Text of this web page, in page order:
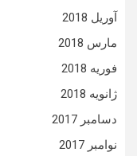
آوریل 2018
مارس 2018
فوریه 2018
ژانویه 2018
دسامبر 2017
نوامبر 2017